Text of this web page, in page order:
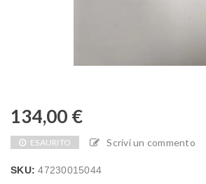
134,00 €
ESAURITO Scrivi un commento
SKU:47230015044